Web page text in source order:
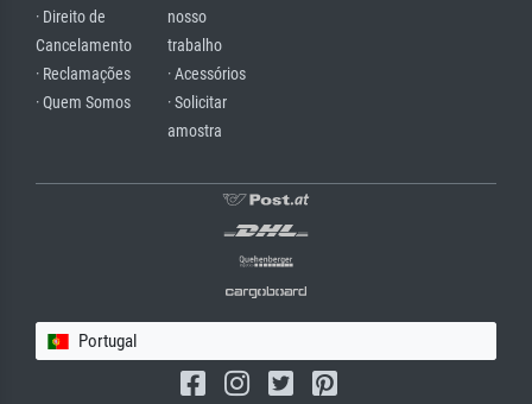
· Direito de
Cancelamento
· Reclamações
· Quem Somos
nosso
trabalho
· Acessórios
· Solicitar
amostra
Portugal